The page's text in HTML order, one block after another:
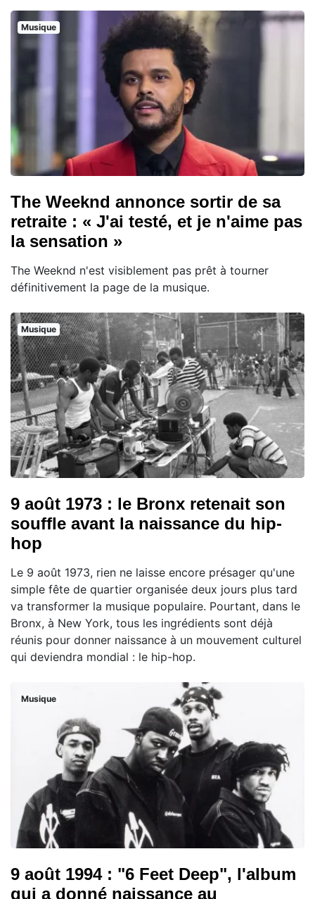
Musique
The Weeknd annonce sortir de sa
retraite : « J'ai testé, et je n'aime pas
la sensation »
The Weeknd n'est visiblement pas prêt à tourner
définitivement la page de la musique.
Musique
9 août 1973 : le Bronx retenait son
souffle avant la naissance du hip-
hop
Le 9 août 1973, rien ne laisse encore présager qu'une
simple fête de quartier organisée deux jours plus tard
va transformer la musique populaire. Pourtant, dans le
Bronx, à New York, tous les ingrédients sont déjà
réunis pour donner naissance à un mouvement culturel
qui deviendra mondial : le hip-hop.
Musique
9 août 1994 : "6 Feet Deep", l'album
qui a donné naissance au